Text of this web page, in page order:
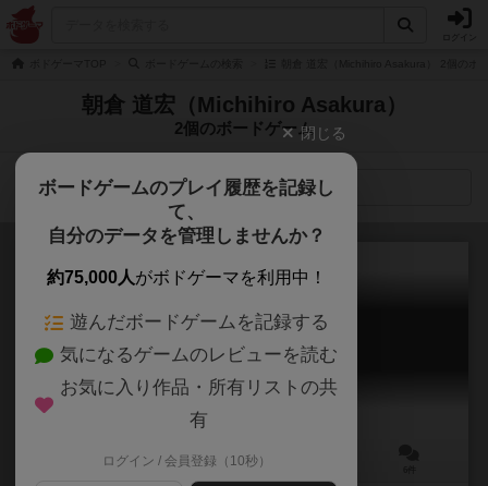
朝倉 道宏（Michihiro Asakura）
2個のボードゲーム
検索メニュー
シークレットランキング
Secret Ranking
10分前後
閉じる
ボードゲームのプレイ履歴を記録し
て、
自分のデータを管理しませんか？
約75,000人がボドゲーマを利用中！
遊んだボードゲームを記録する
気になるゲームのレビューを読む
お気に入り作品・所有リストの共
有
ログイン / 会員登録（10秒）